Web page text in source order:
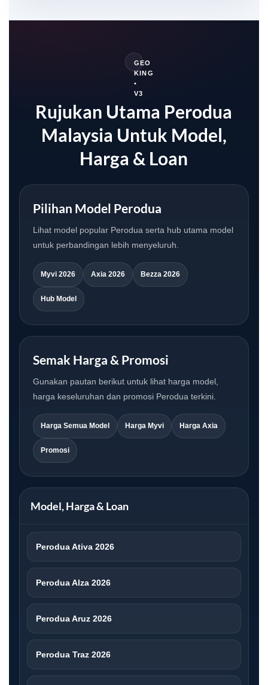
GEO
KING
•
V3
Rujukan Utama Perodua
Malaysia Untuk Model,
Harga & Loan
Pilihan Model Perodua
Lihat model popular Perodua serta hub utama model
untuk perbandingan lebih menyeluruh.
Myvi 2026 Axia 2026 Bezza 2026
Hub Model
Semak Harga & Promosi
Gunakan pautan berikut untuk lihat harga model,
harga keseluruhan dan promosi Perodua terkini.
Harga Semua Model Harga Myvi Harga Axia
Promosi
Model, Harga & Loan
Perodua Ativa 2026
Perodua Alza 2026
Perodua Aruz 2026
Perodua Traz 2026